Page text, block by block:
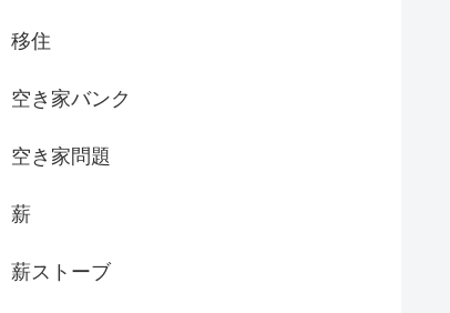
移住
空き家バンク
空き家問題
薪
薪ストーブ